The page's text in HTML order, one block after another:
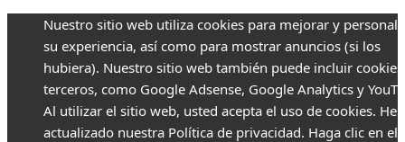
Nuestro sitio web utiliza cookies para mejorar y
su experiencia, así como para mostrar anuncios (si los
hubiera). Nuestro sitio web también puede incluir
terceros, como Google Adsense, Google Analytics y
Al utilizar el sitio web, usted acepta el uso de cookies.
actualizado nuestra Política de privacidad. Haga clic en el